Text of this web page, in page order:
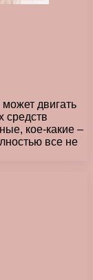
двигать
средств
кое-какие –
все не